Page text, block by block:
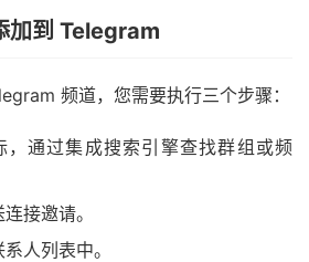
加到 Telegram
频道，您需要执行三个步骤：
，通过集成搜索引擎查找群组或频
接邀请。
人列表中。